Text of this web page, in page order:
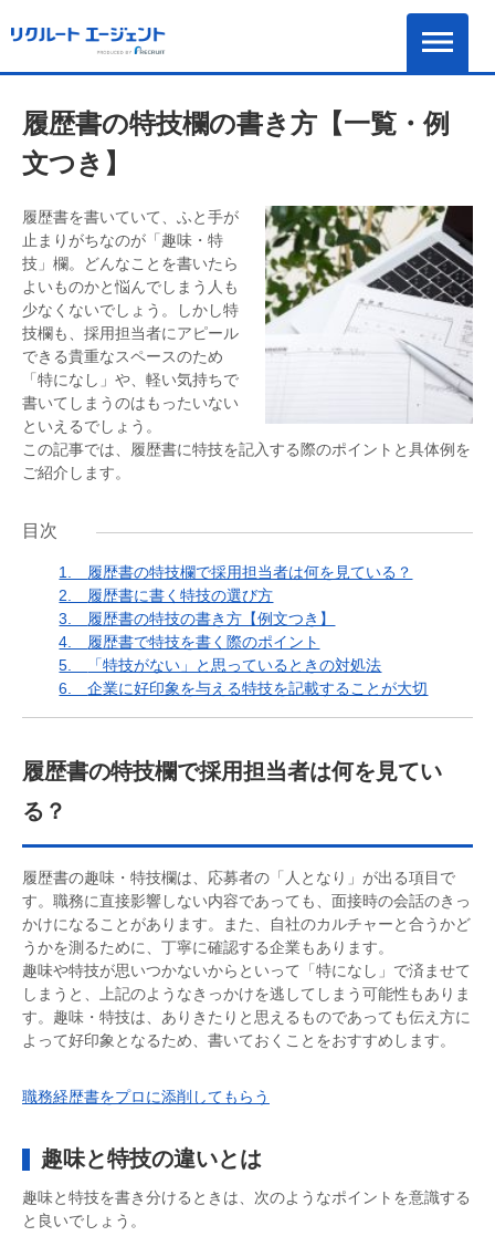
履歴書の特技欄の書き方【一覧・例
文つき】
履歴書を書いていて、ふと手が
止まりがちなのが「趣味・特
技」欄。どんなことを書いたら
よいものかと悩んでしまう人も
少なくないでしょう。しかし特
技欄も、採用担当者にアピール
できる貴重なスペースのため
「特になし」や、軽い気持ちで
書いてしまうのはもったいない
といえるでしょう。
この記事では、履歴書に特技を記入する際のポイントと具体例を
ご紹介します。
目次
1. 履歴書の特技欄で採用担当者は何を見ている？
2. 履歴書に書く特技の選び方
3. 履歴書の特技の書き方【例文つき】
4. 履歴書で特技を書く際のポイント
5.
「特技がない」と思っているときの対処法
6.企業に好印象を与える特技を記載することが大切
履歴書の特技欄で採用担当者は何を見てい
る？
履歴書の趣味・特技欄は、応募者の「人となり」が出る項目で
す。職務に直接影響しない内容であっても、面接時の会話のきっ
かけになることがあります。また、自社のカルチャーと合うかど
うかを測るために、丁寧に確認する企業もあります。
趣味や特技が思いつかないからといって「特になし」で済ませて
しまうと、上記のようなきっかけを逃してしまう可能性もありま
す。趣味・特技は、ありきたりと思えるものであっても伝え方に
よって好印象となるため、書いておくことをおすすめします。
職務経歴書をプロに添削してもらう
趣味と特技の違いとは
趣味と特技を書き分けるときは、次のようなポイントを意識する
と良いでしょう。